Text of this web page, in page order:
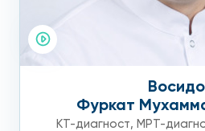
Фуркат
КТ-диагност, МРТ-